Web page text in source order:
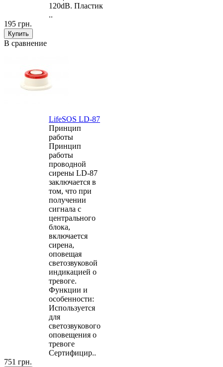
120dB. Пластик
..
195 грн.
В сравнение
LifeSOS LD-87
Принцип
работы
Принцип
работы
проводной
сирены LD-87
заключается в
том, что при
получении
сигнала с
центрального
блока,
включается
сирена,
оповещая
светозвуковой
индикацией о
тревоге.
Функции и
особенности:
Используется
для
светозвукового
оповещения о
тревоге
Сертифицир..
751 грн.